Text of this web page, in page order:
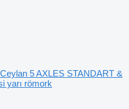
5 AXLES STANDART &
yarı römork